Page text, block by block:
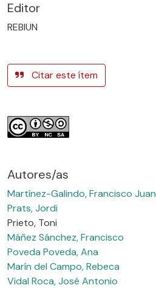
Editor
REBIUN
Citar este ítem
Autores/as
Martínez-Galindo, Francisco Juan
Prats, Jordi
Prieto, Toni
Máñez Sánchez, Francisco
Poveda Poveda, Ana
Marín del Campo, Rebeca
Vidal Roca, José Antonio